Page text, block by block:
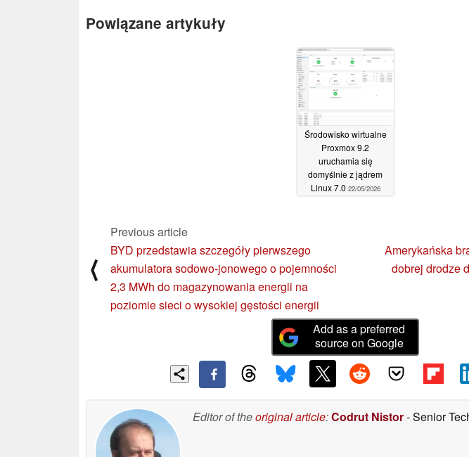
Powiązane artykuły
Środowisko wirtualne
Proxmox 9.2
uruchamia się
domyślnie z jądrem
Linux 7.0 22/05/2026
⟨
Previous article
BYD przedstawia szczegóły pierwszego
akumulatora sodowo-jonowego o pojemności
2,3 MWh do magazynowania energii na
poziomie sieci o wysokiej gęstości energii
Amerykańska
dobrej drodze
Add as a preferred
source on Google
Editor of theoriginal article:Codrut Nistor- Senior